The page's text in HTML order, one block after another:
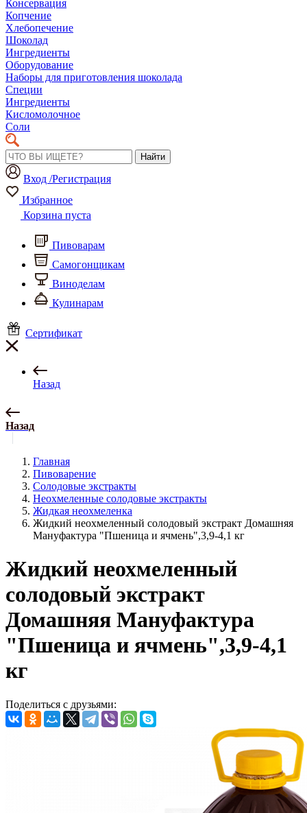
Консервация
Копчение
Хлебопечение
Шоколад
Ингредиенты
Оборудование
Наборы для приготовления шоколада
Специи
Ингредиенты
Кисломолочное
Соли
Найти
Вход /Регистрация
Избранное
Корзина пуста
Пивоварам
Самогонщикам
Виноделам
Кулинарам
Сертификат
Назад
Назад
Главная
Пивоварение
Солодовые экстракты
Неохмеленные солодовые экстракты
Жидкая неохмеленка
Жидкий неохмеленный солодовый экстракт Домашняя
Мануфактура "Пшеница и ячмень",3,9-4,1 кг
Жидкий неохмеленный
солодовый экстракт
Домашняя Мануфактура
"Пшеница и ячмень",3,9-4,1
кг
Поделиться с друзьями: